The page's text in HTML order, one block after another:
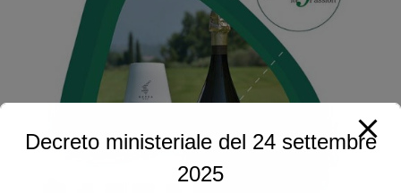
Decreto ministeriale del 24 settembre
2025